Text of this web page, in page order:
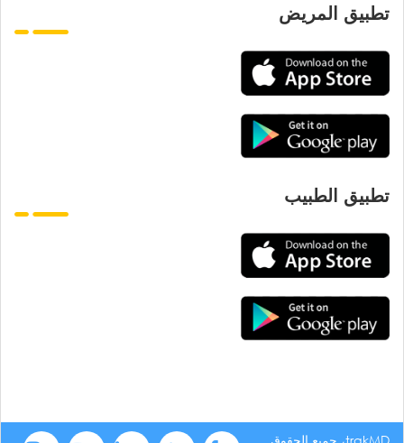
تطبيق المريض
تطبيق الطبيب